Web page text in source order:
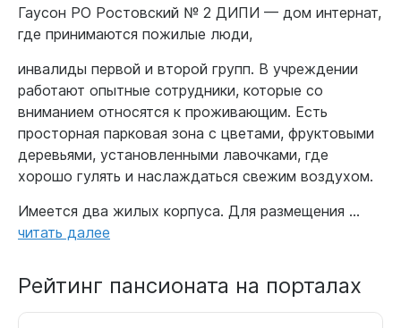
Гаусон РО Ростовский № 2 ДИПИ — дом интернат,
где принимаются пожилые люди,
инвалиды первой и второй групп. В учреждении
работают опытные сотрудники, которые со
вниманием относятся к проживающим. Есть
просторная парковая зона с цветами, фруктовыми
деревьями, установленными лавочками, где
хорошо гулять и наслаждаться свежим воздухом.
Имеется два жилых корпуса. Для размещения ...
читать далее
Рейтинг пансионата на порталах